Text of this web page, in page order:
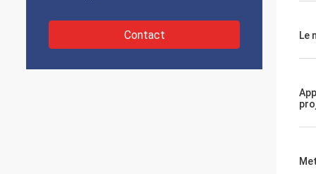
Contact Le